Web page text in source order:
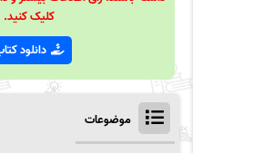
کلیک کنید.
دانلود
موضوعات